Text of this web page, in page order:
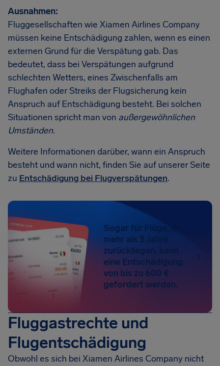
Ausnahmen:
Fluggesellschaften wie Xiamen Airlines Company
müssen keine Entschädigung zahlen, wenn es einen
externen Grund für die Verspätung gab. Das
bedeutet, dass bei Verspätungen aufgrund
schlechten Wetters, eines Zwischenfalls am
Flughafen oder Streiks der Flugsicherung kein
Anspruch auf Entschädigung besteht. Bei solchen
Situationen spricht man von außergewöhnlichen
Umständen.
Weitere Informationen darüber, wann ein Anspruch
besteht und wann nicht, finden Sie auf unserer Seite
zu Entschädigung bei Flugverspätungen.
Sogar für Flüge, die
mehr als 3 Jahre
zurückliegen, kann
eine Entschädigung
von bis zu 600 €
gefordert werden.
Fluggastrechte und
Flugentschädigung
Obwohl es sich bei Xiamen Airlines Company nicht